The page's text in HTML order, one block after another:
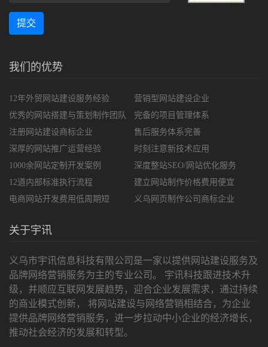
提交
我们的优势
12年外贸网站建设服务经验
优秀的网站搭建与策划制作团队
注册网站建设商标企业
深厚的网站推广运营经验
1000余网站定制开发案例
12道内部标准执行流程
电商网站开发费用低周期短
营销型网站建设企业
完备的项目管理体系
售后服务体系完善
时刻注意新技术应用
深度整站SEO/网站优化服务
建立网站制作价格费用便宜
义乌网页制作公司商标企业
关于宇讯
义乌市宇讯信息科技有限公司是一家以提供网站建设服务及
品牌网络营销服务为主的专业公司。 宇讯科技跟进技术升
级，并顺应互联网发展趋势，迎合企业发展需求，通过持续
的商业模式创新， 将网站建设与网络营销相结合，为企业
提供品牌网络营销服务，进一步拉动中小企业的经济增长，
推动社会经济的发展和转型。